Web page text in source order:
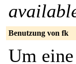
Benutzung von fk
Um